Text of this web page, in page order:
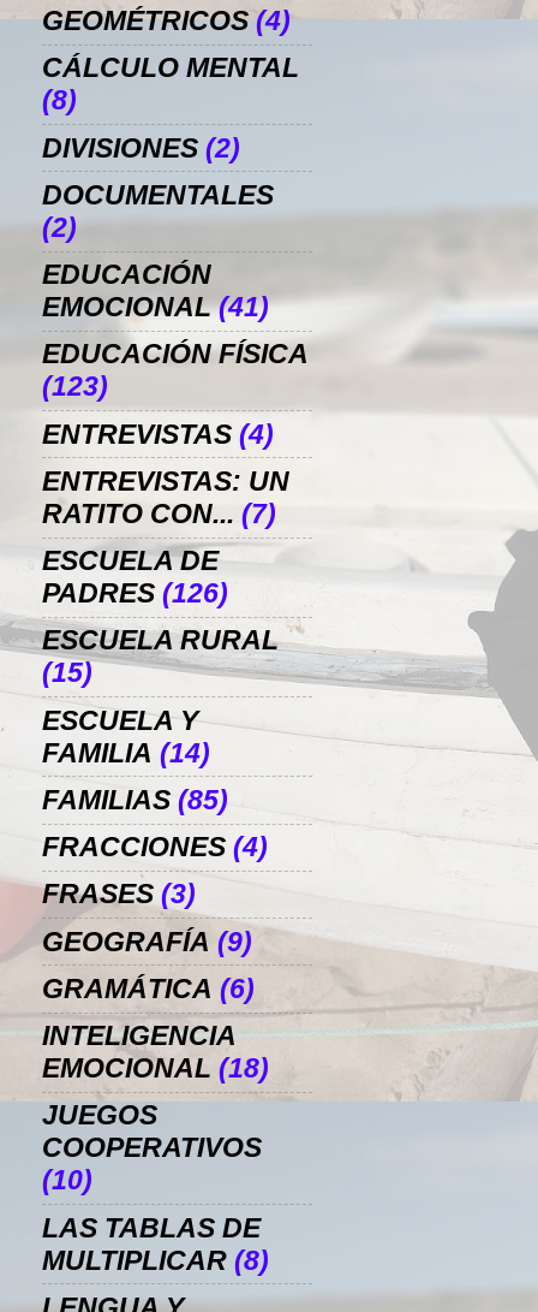
GEOMÉTRICOS (4)
CÁLCULO MENTAL
(8)
DIVISIONES (2)
DOCUMENTALES
(2)
EDUCACIÓN
EMOCIONAL (41)
EDUCACIÓN FÍSICA
(123)
ENTREVISTAS (4)
ENTREVISTAS: UN
RATITO CON... (7)
ESCUELA DE
PADRES (126)
ESCUELA RURAL
(15)
ESCUELA Y
FAMILIA (14)
FAMILIAS (85)
FRACCIONES (4)
FRASES (3)
GEOGRAFÍA (9)
GRAMÁTICA (6)
INTELIGENCIA
EMOCIONAL (18)
JUEGOS
COOPERATIVOS
(10)
LAS TABLAS DE
MULTIPLICAR (8)